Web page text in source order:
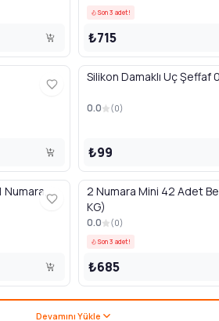
Son 3 adet!
₺715
Silikon Damaklı Uç Şeffaf
0.0 (0)
₺99
Numara,
2 Numara Mini 42 Adet
KG)
0.0 (0)
Son 3 adet!
₺685
Devamını Yükle